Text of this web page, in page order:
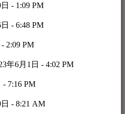
- 1:09 PM
- 6:48 PM
2:09 PM
年6月1日 - 4:02 PM
- 7:16 PM
- 8:21 AM